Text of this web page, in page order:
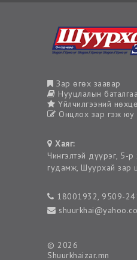
Зар өгөх заавар
Нууцлалын баталгаа
Үйлчилгээний
Онцлох зар гэж юу
Хаяг:
Чингэлтэй дүүрэг, 5-
гудамж, Шуурхай зар
18001932, 9509-
© 2026
Shuurkhaizar.mn